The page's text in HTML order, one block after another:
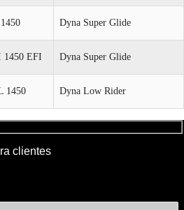
Dyna Super Glide
1450 EFI Dyna Super Glide
1450 Dyna Low Rider
clientes